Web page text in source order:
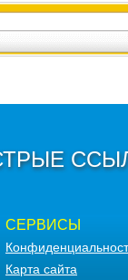
СЕРВИСЫ
Карта сайта